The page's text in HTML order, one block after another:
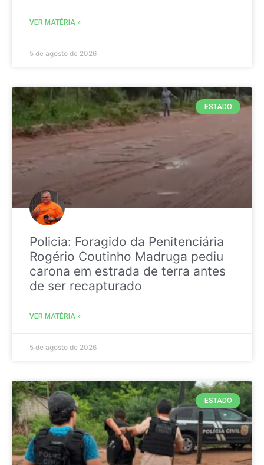
VER MATÉRIA »
5 de agosto de 2026
ESTADO
Policia: Foragido da Penitenciária
Rogério Coutinho Madruga pediu
carona em estrada de terra antes
de ser recapturado
VER MATÉRIA »
5 de agosto de 2026
ESTADO